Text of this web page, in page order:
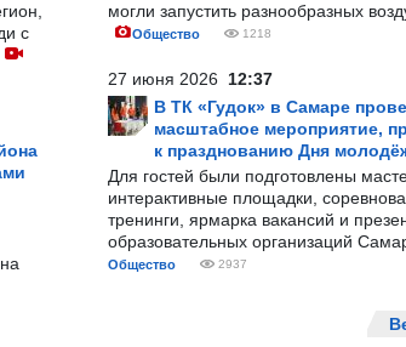
с
могли запустить разнообразных
Общество 1218
27 июня 2026 12:37
В ТК «Гудок» в Самаре
масштабное мероприятие,
к празднованию Дня
Для гостей были подготовлены
интерактивные площадки,
тренинги, ярмарка вакансий и
образовательных организаций
Общество 2937